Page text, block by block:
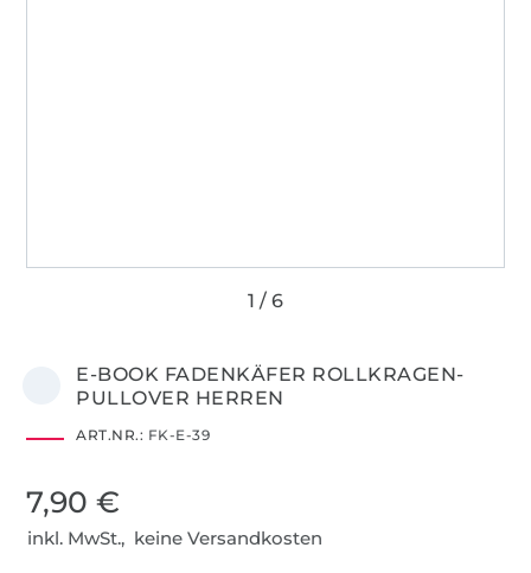
E-BOOK FADENKÄFER ROLLKRAGEN-
PULLOVER HERREN
ART.NR.: FK-E-39
7,90 €
inkl. MwSt., keine Versandkosten